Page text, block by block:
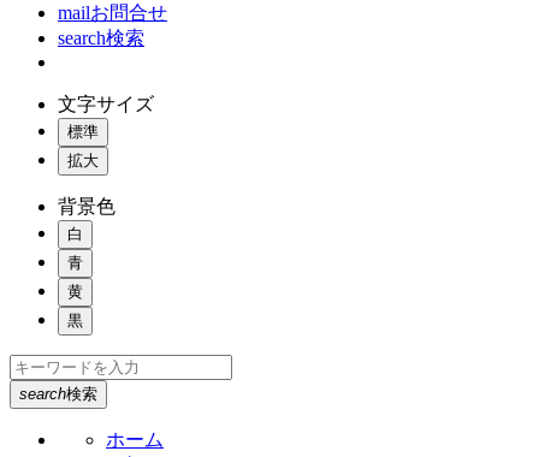
mailお問合せ
search検索
文字サイズ
標準
拡大
背景色
白
青
黄
黒
search検索
ホーム